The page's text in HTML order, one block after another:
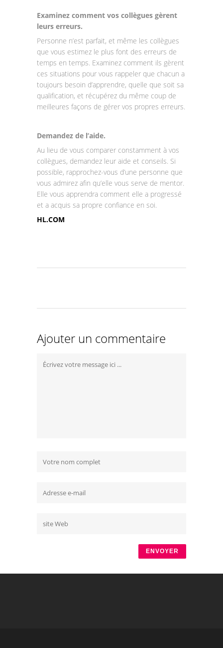
Examinez comment vos collègues gèrent
leurs erreurs.
Personne n’est parfait, et même les collègues
que vous estimez le plus font des erreurs de
temps en temps. Examinez comment ils gèrent
ces situations pour vous rappeler que chacun a
toujours besoin d’apprendre, quelle que soit sa
qualification, et récupérez du même coup de
meilleures façons de gérer vos propres erreurs.
Demandez de l’aide.
Au lieu de vous comparer constamment à vos
collègues, demandez leur aide et conseils. Si
possible, rapprochez-vous d’une personne que
vous admirez afin qu’elle vous serve de mentor.
Elle vous apprendra comment elle a progressé
et a acquis sa propre confiance en soi.
HL.COM
Ajouter un commentaire